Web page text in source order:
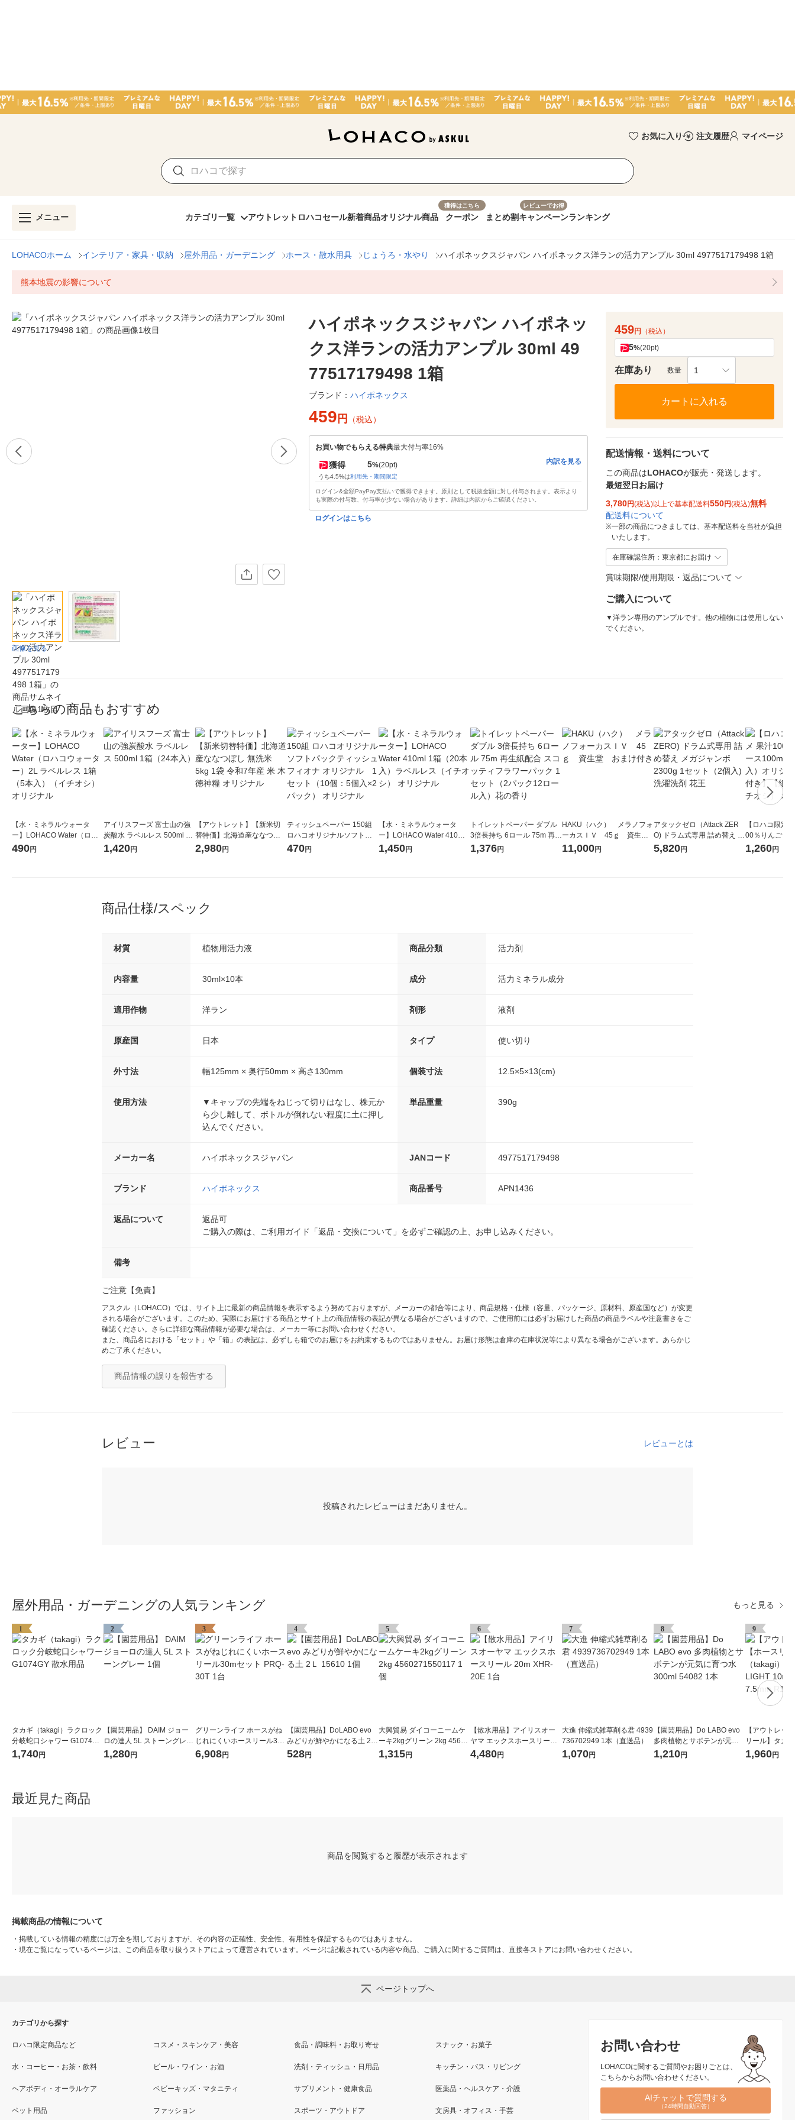
お気に入り 注文履歴 マイページ
メニュー カテゴリ一覧 アウトレット ロハコセール新着商品オリジナル商品
獲得はこちら
クーポン まとめ割
レビューでお得
キャンペーンランキング
LOHACOホーム インテリア・家具・収納 屋外用品・ガーデニング ホース・散水用具 じょうろ・水やり ハイポネックスジャパン ハイポネックス洋ランの活力アンプル 30ml 4977517179498 1箱
熊本地震の影響について
画像を見る
ハイポネックスジャパン ハイポネッ
クス洋ランの活力アンプル 30ml 49
77517179498 1箱
ブランド： ハイポネックス
459 円 （税込）
お買い物でもらえる特典最大付与率16%
獲得 5%(20pt)
うち4.5%は利用先・期間限定
内訳を見る
ログイン&全額PayPay支払いで獲得できます。原則として税抜金額に対し付与されます。表示より
も実際の付与数、付与率が少ない場合があります。詳細は内訳からご確認ください。
ログインはこちら
459円 （税込）
5%(20pt)
在庫あり 数量 1
カートに入れる
配送情報・送料について
この商品はLOHACOが販売・発送します。
最短翌日お届け
3,780円(税込)以上で基本配送料550円(税込)無料
配送料について
※一部の商品につきましては、基本配送料を当社が負担
いたします。
在庫確認住所：東京都にお届け
賞味期限/使用期限・返品について
ご購入について
▼洋ラン専用のアンプルです。他の植物には使用しない
でください。
こちらの商品もおすすめ
【水・ミネラルウォータ
ー】LOHACO Water（ロハ
コウォーター）2L ラベルレ
490円
アイリスフーズ 富士山の強
炭酸水 ラベルレス 500ml 1
箱（24本入）
1,420円
【アウトレット】【新米切
替特価】北海道産ななつぼ
し 無洗米 5kg 1袋 令和7年産
2,980円
ティッシュペーパー 150組
ロハコオリジナルソフトパ
ックティッシュ フィオナ オ
470円
【水・ミネラルウォータ
ー】LOHACO Water 410ml
1箱（20本入）ラベルレス
1,450円
トイレットペーパー ダブル
3倍長持ち 6ロール 75m 再生
紙配合 スコッティフラワー
1,376円
HAKU（ハク） メラノフォ
ーカスＩＶ 45ｇ 資生
堂 おまけ付き
11,000円
アタックゼロ（Attack ZER
O) ドラム式専用 詰め替え メ
ガジャンボ 2300g 1セット
5,820円
【ロハコ限定
00％りんごジ
箱（18本入）
1,260円
商品仕様/スペック
材質 植物用活力液 商品分類 活力剤
内容量 30ml×10本 成分 活力ミネラル成分
適用作物 洋ラン 剤形 液剤
原産国 日本 タイプ 使い切り
外寸法 幅125mm × 奥行50mm × 高さ130mm 個装寸法 12.5×5×13(cm)
使用方法
▼キャップの先端をねじって切りはなし、株元か
ら少し離して、ボトルが倒れない程度に土に押し
込んでください。
単品重量 390g
メーカー名 ハイポネックスジャパン JANコード 4977517179498
ブランド ハイポネックス 商品番号 APN1436
返品について
返品可
ご購入の際は、ご利用ガイド「返品・交換について」を必ずご確認の上、お申し込みください。
備考
ご注意【免責】
アスクル（LOHACO）では、サイト上に最新の商品情報を表示するよう努めておりますが、メーカーの都合等により、商品規格・仕様（容量、パッケージ、原材料、原産国など）が変更
される場合がございます。このため、実際にお届けする商品とサイト上の商品情報の表記が異なる場合がございますので、ご使用前には必ずお届けした商品の商品ラベルや注意書きをご
確認ください。さらに詳細な商品情報が必要な場合は、メーカー等にお問い合わせください。
また、商品名における「セット」や「箱」の表記は、必ずしも箱でのお届けをお約束するものではありません。お届け形態は倉庫の在庫状況等により異なる場合がございます。あらかじ
めご了承ください。
商品情報の誤りを報告する
レビュー レビューとは
投稿されたレビューはまだありません。
屋外用品・ガーデニングの人気ランキング もっと見る
1
タカギ（takagi）ラクロック
分岐蛇口シャワー G1074GY
散水用品
1,740円
2
【園芸用品】 DAIM ジョー
ロの達人 5L ストーングレー
1個
1,280円
3
グリーンライフ ホースがね
じれにくいホースリール30
mセット PRQ-30T 1台
6,908円
4
【園芸用品】DoLABO evo
みどりが鮮やかになる土 2Ｌ
15610 1個
528円
5
大興貿易 ダイコーニームケ
ーキ2kgグリーン 2kg 45602
71550117 1個
1,315円
6
【散水用品】アイリスオー
ヤマ エックスホースリール
20m XHR-20E 1台
4,480円
7
大進 伸縮式雑草削る君 4939
736702949 1本（直送品）
1,070円
8
【園芸用品】Do LABO evo
多肉植物とサボテンが元気
に育つ水 300ml 54082 1本
1,210円
9
【アウトレッ
リール】タカ
ーロラLIGHT
1,960円
最近見た商品
商品を閲覧すると履歴が表示されます
掲載商品の情報について
・ 掲載している情報の精度には万全を期しておりますが、その内容の正確性、安全性、有用性を保証するものではありません。
・ 現在ご覧になっているページは、この商品を取り扱うストアによって運営されています。ページに記載されている内容や商品、ご購入に関するご質問は、直接各ストアにお問い合わせください。
ページトップへ
お問い合わせ
LOHACOに関するご質問やお困りごとは、
こちらからお問い合わせください。
AIチャットで質問する
（24時間自動回答）
カテゴリから探す
ロハコ限定商品など コスメ・スキンケア・美容 食品・調味料・お取り寄せ スナック・お菓子
水・コーヒー・お茶・飲料 ビール・ワイン・お酒 洗剤・ティッシュ・日用品 キッチン・バス・リビング
ヘアボディ・オーラルケア ベビーキッズ・マタニティ サプリメント・健康食品 医薬品・ヘルスケア・介護
ペット用品 ファッション スポーツ・アウトドア 文房具・オフィス・手芸